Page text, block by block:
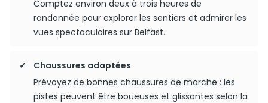
Comptez environ deux à trois heures de
randonnée pour explorer les sentiers et admirer les
vues spectaculaires sur Belfast.
Chaussures adaptées
Prévoyez de bonnes chaussures de marche : les
pistes peuvent être boueuses et glissantes selon la